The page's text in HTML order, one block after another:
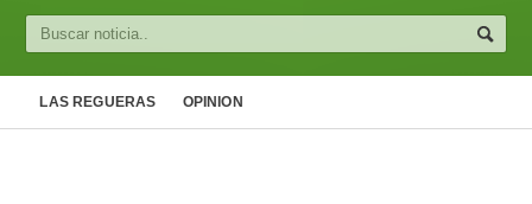
Cultura
LAS REGUERAS OPINION